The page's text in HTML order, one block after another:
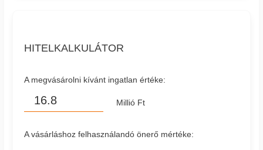
HITELKALKULÁTOR
A megvásárolni kívánt ingatlan értéke:
Millió Ft
A vásárláshoz felhasználandó önerő mértéke: